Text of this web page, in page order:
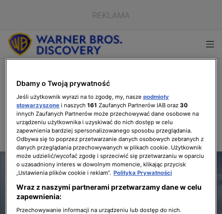
Poznaj prawdę o kosmitach w nowym
programie "Roswell: cała prawda
o kosmitach"
1.03.2022, 12:23
Dbamy o Twoją prywatność
Jeśli użytkownik wyrazi na to zgodę, my, naszepodmioty
stowarzyszone i naszych161 Zaufanych Partnerów IAB oraz30
innych Zaufanych Partnerów może przechowywać dane osobowe na
urządzeniu użytkownika i uzyskiwać do nich dostęp w celu
zapewnienia bardziej spersonalizowanego sposobu przeglądania.
Odbywa się to poprzez przetwarzanie danych osobowych zebranych z
danych przeglądania przechowywanych w plikach cookie. Użytkownik
może udzielić/wycofać zgodę i sprzeciwić się przetwarzaniu w oparciu
o uzasadniony interes w dowolnym momencie, klikając przycisk
„Ustawienia plików cookie i reklam”. Polityka Prywatności
Wraz z naszymi partnerami przetwarzamy dane w celu
zapewnienia:
Przechowywanie informacji na urządzeniu lub dostęp do nich.